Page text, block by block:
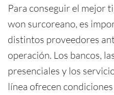
Para conseguir el mejor
won surcoreano, es
distintos proveedores
operación. Los bancos,
presenciales y los
línea ofrecen